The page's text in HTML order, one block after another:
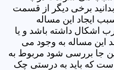
برخی دیگر از قسمت
ایجاد این مساله
اشکال داشته باشد و یا
این مساله به وجود می
جا بررسی شود مربوط به
که باید به درستی چک